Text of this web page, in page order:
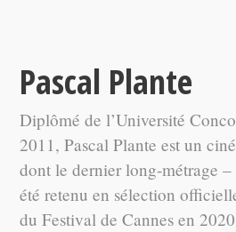
Pascal Plante
Diplômé de l’Université
2011, Pascal Plante est un
dont le dernier long-métrage
été retenu en sélection
du Festival de Cannes en